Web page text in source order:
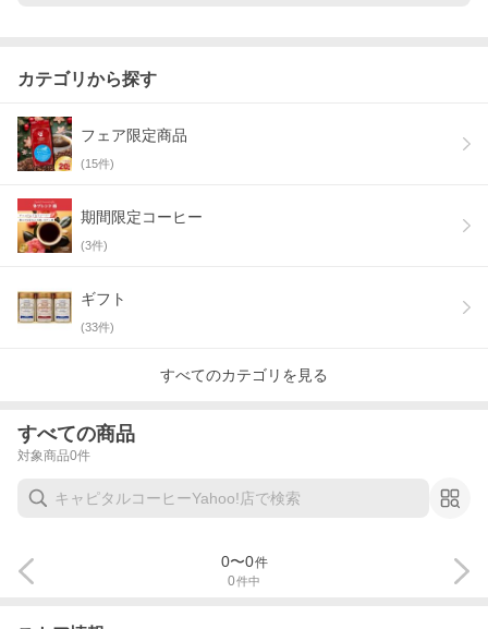
カテゴリから探す
フェア限定商品
(15件)
期間限定コーヒー
(3件)
ギフト
(33件)
すべてのカテゴリを見る
すべての商品
対象商品0件
0件中
0〜0件